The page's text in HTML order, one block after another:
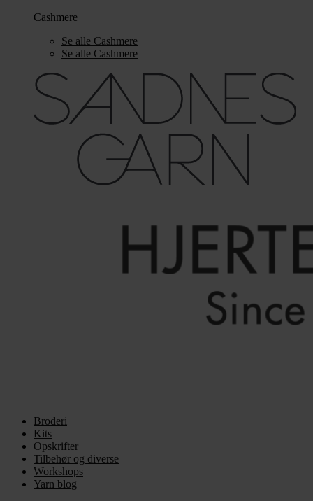
Cashmere
Se alle Cashmere
Se alle Cashmere
Broderi
Kits
Opskrifter
Tilbehør og diverse
Workshops
Yarn blog